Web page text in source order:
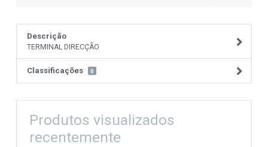
Descrição
TERMINAL DIRECÇÃO
Classificações 0
Produtos visualizados
recentemente